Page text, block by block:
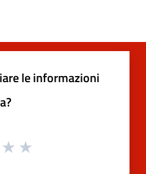
le informazioni